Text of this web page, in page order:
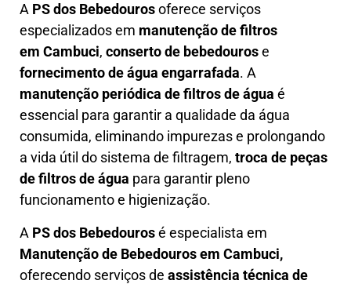
A PS dos Bebedourosoferece serviços
especializados em manutenção de filtros
em Cambuci, conserto de bebedourose
fornecimento de água engarrafada. A
manutenção periódica de filtros de água é
essencial para garantir a qualidade da água
consumida, eliminando impurezas e prolongando
a vida útil do sistema de filtragem, troca de peças
de filtros de água para garantir pleno
funcionamento e higienização.
A PS dos Bebedourosé especialista em
Manutenção de Bebedouros em Cambuci,
oferecendo serviços de assistência técnica de